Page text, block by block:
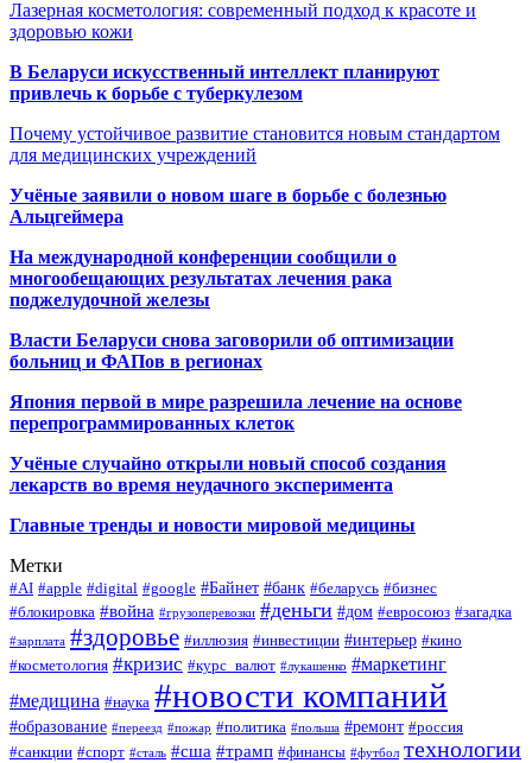
Лазерная косметология: современный подход к красоте и
здоровью кожи
В Беларуси искусственный интеллект планируют
привлечь к борьбе с туберкулезом
Почему устойчивое развитие становится новым стандартом
для медицинских учреждений
Учёные заявили о новом шаге в борьбе с болезнью
Альцгеймера
На международной конференции сообщили о
многообещающих результатах лечения рака
поджелудочной железы
Власти Беларуси снова заговорили об оптимизации
больниц и ФАПов в регионах
Япония первой в мире разрешила лечение на основе
перепрограммированных клеток
Учёные случайно открыли новый способ создания
лекарств во время неудачного эксперимента
Главные тренды и новости мировой медицины
Метки
#AI #apple #digital #google #Байнет #банк #беларусь #бизнес
#блокировка #война #грузоперевозки #деньги #дом #евросоюз #загадка
#зарплата #здоровье #иллюзия #инвестиции #интерьер #кино
#косметология #кризис #курс_валют #лукашенко #маркетинг
#медицина #наука #новости компаний
#образование #переезд #пожар #политика #польша #ремонт #россия
#санкции #спорт #сталь #сша #трамп #финансы #футбол технологии